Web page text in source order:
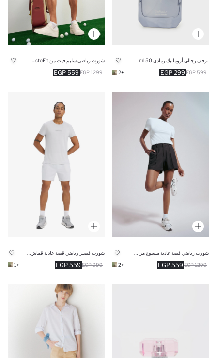
برفان رجالي أروماتيك رمادي 50 ml
299 EGP 599 EGP
+2
559 EGP 1299 EGP
559 EGP 1299 EGP
+2
559 EGP 999 EGP
+1